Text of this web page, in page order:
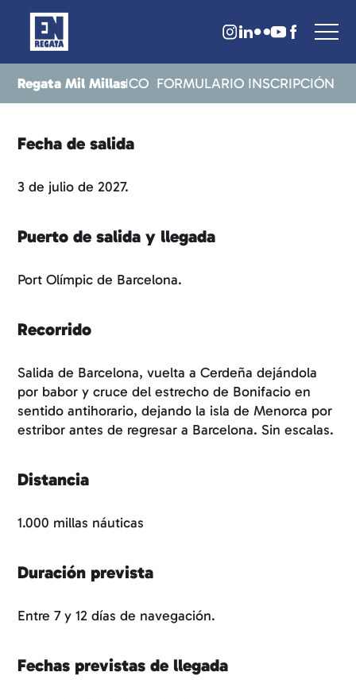
Regata Mil Millas
DOSSIER HISTÓRICO FORMULARIO INSCRIPCIÓN
Fecha de salida
3 de julio de 2027.
Puerto de salida y llegada
Port Olímpic de Barcelona.
Recorrido
Salida de Barcelona, vuelta a Cerdeña dejándola
por babor y cruce del estrecho de Bonifacio en
sentido antihorario, dejando la isla de Menorca por
estribor antes de regresar a Barcelona. Sin escalas.
Distancia
1.000 millas náuticas
Duración prevista
Entre 7 y 12 días de navegación.
Fechas previstas de llegada